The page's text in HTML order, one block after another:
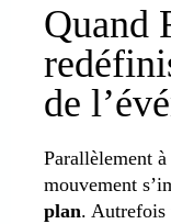
Quand
de
Parallèlement
mouvement
plan. Autrefois